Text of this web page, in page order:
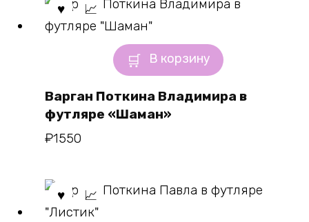
В корзину
Варган Поткина Владимира в
футляре «Шаман»
₽1550